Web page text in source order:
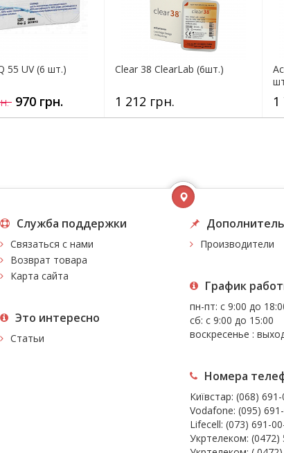
55 UV (6 шт.)
970 грн.
Clear 38 ClearLab (6шт.)
1 212 грн. 1
Служба поддержки
Связаться с нами
Возврат товара
Карта сайта
Это интересно
Статьи
Производители
График
пн-пт: с 9:00 до
сб: с 9:00 до 15:00
воскресенье :
Номера
Київстар: (068)
Vodafone: (095)
Lifecell: (073) 691-
Укртелеком: (0472)